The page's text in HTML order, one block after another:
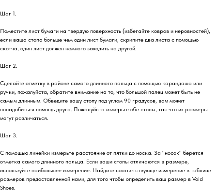
Шаг 1.
Поместите лист бумаги на твердую поверхность (избегайте ковров и неровностей),
если ваша стопа больше чем один лист бумаги, скрипите два листа с помощью
скотча, один лист должен немного заходить на другой.
Шаг 2.
Сделайте отметку в районе самого длинного пальца с помощью карандаша или
ручки, пожалуйста, обратите внимание на то, что большой палец может быть не
самым длинным. Обведите вашу стопу под углом 90 градусов, вам может
понадобиться помощь друга. Пожалуйста измерьте обе стопы, так что их размеры
могут различаться.
Шаг 3.
С помощью линейки измерьте расстояние от пятки до носка. За "носок" берется
отметка самого длинного пальца. Если ваши стопы отличаются в размере,
используйте наибольшее измерение. Найдите соответствующе измерение в таблице
размеров предоставленной нами, для того чтобы определить ваш размер в Void
Shoes.